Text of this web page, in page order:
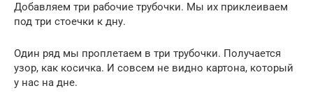
Добавляем три рабочие трубочки. Мы их приклеиваем
под три стоечки к дну.
Один ряд мы проплетаем в три трубочки. Получается
узор, как косичка. И совсем не видно картона, который
у нас на дне.